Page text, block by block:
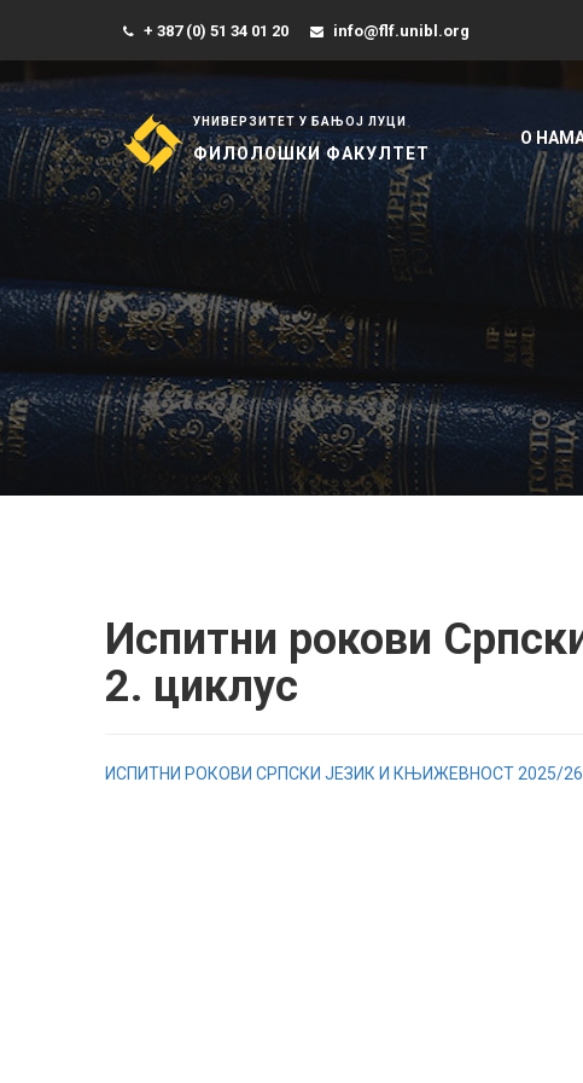
+ 387 (0) 51 34 01 20 info@flf.unibl.org
УНИВЕРЗИТЕТ У БАЊОЈ ЛУЦИ
ФИЛОЛОШКИ ФАКУЛТЕТ
О
Испитни рокови
2. циклус
ИСПИТНИ РОКОВИ СРПСКИ ЈЕЗИК И КЊИЖЕВНОСТ 2025/26.